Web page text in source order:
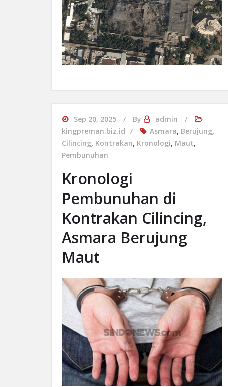
Sep 20, 2025 By
admin
kingpreman.biz.id
Asmara, Berujung,
Cilincing, Kontrakan, Kronologi, Maut,
Pembunuhan
Kronologi
Pembunuhan di
Kontrakan Cilincing,
Asmara Berujung
Maut